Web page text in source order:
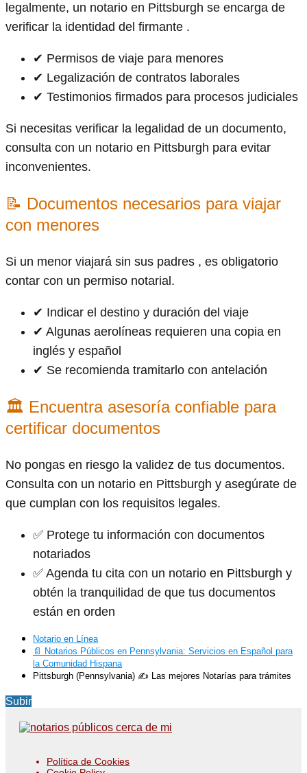
legalmente, un notario en Pittsburgh se encarga de
verificar la identidad del firmante .
✔ Permisos de viaje para menores
✔ Legalización de contratos laborales
✔ Testimonios firmados para procesos judiciales
Si necesitas verificar la legalidad de un documento,
consulta con un notario en Pittsburgh para evitar
inconvenientes.
📝 Documentos necesarios para viajar
con menores
Si un menor viajará sin sus padres , es obligatorio
contar con un permiso notarial.
✔ Indicar el destino y duración del viaje
✔ Algunas aerolíneas requieren una copia en
inglés y español
✔ Se recomienda tramitarlo con antelación
🏛 Encuentra asesoría confiable para
certificar documentos
No pongas en riesgo la validez de tus documentos.
Consulta con un notario en Pittsburgh y asegúrate de
que cumplan con los requisitos legales.
✅ Protege tu información con documentos
notariados
✅ Agenda tu cita con un notario en Pittsburgh y
obtén la tranquilidad de que tus documentos
están en orden
Notario en Línea
📄 Notarios Públicos en Pennsylvania: Servicios en Español para
la Comunidad Hispana
Pittsburgh (Pennsylvania) ✍️ Las mejores Notarías para trámites
Subir
Política de Cookies